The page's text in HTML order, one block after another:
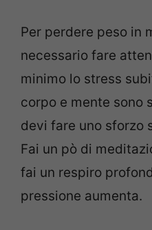
Per perdere peso in
necessario fare
minimo lo stress
corpo e mente sono
devi fare uno sforzo
Fai un pò di
fai un respiro
pressione aumenta.